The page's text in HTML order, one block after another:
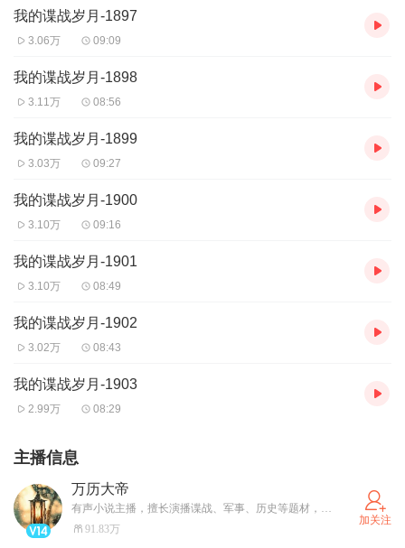
我的谍战岁月-1897
3.06万 09:09
我的谍战岁月-1898
3.11万 08:56
我的谍战岁月-1899
3.03万 09:27
我的谍战岁月-1900
3.10万 09:16
我的谍战岁月-1901
3.10万 08:49
我的谍战岁月-1902
3.02万 08:43
我的谍战岁月-1903
2.99万 08:29
主播信息
万历大帝
有声小说主播，擅长演播谍战、军事、历史等题材，风格沉浸感强、情感充沛，演播的小说《民国谍影》，原汁原味的展现了主角的隐忍与果决，受到数万听友喜爱，目前播讲专辑超过百部，《谍影凌云》播放量破1亿，总播放量超过15亿，希望自己可以不断努力，不负喜爱！让我们一起在作品中感受热血男儿的家国情怀！
91.83万
加关注